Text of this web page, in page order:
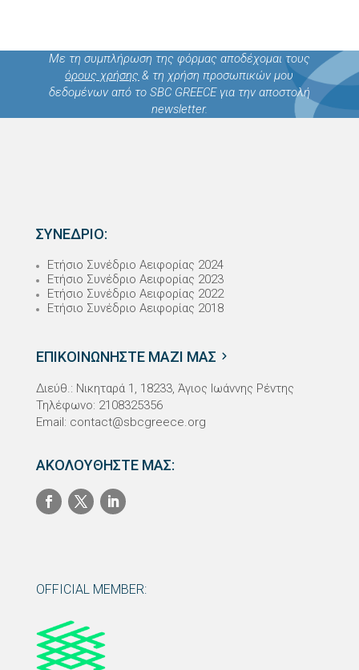
Με τη συμπλήρωση της φόρμας αποδέχομαι τους
όρους χρήσης & τη χρήση προσωπικών μου
δεδομένων από το SBC GREECE για την αποστολή
newsletter.
ΣΥΝΕΔΡΙΟ:
Ετήσιο Συνέδριο Αειφορίας 2024
Ετήσιο Συνέδριο Αειφορίας 2023
Ετήσιο Συνέδριο Αειφορίας 2022
Ετήσιο Συνέδριο Αειφορίας 2018
ΕΠΙΚΟΙΝΩΝΗΣΤΕ ΜΑΖΙ ΜΑΣ
Διεύθ.: Νικηταρά 1, 18233, Άγιος Ιωάννης Ρέντης
Τηλέφωνο: 2108325356
Email: contact@sbcgreece.org
ΑΚΟΛΟΥΘΗΣΤΕ ΜΑΣ:
OFFICIAL MEMBER: